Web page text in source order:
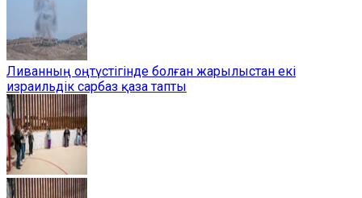
Ливанның оңтүстігінде болған жарылыстан екі
израильдік сарбаз қаза тапты